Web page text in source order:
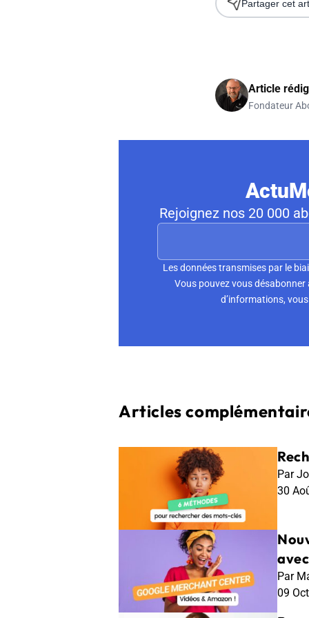
Partager cet
Article
Fondateur
Rejoignez nos 20 000
Les données transmises par le
Vous pouvez vous
d’informations,
Articles
Par
30
Par
09